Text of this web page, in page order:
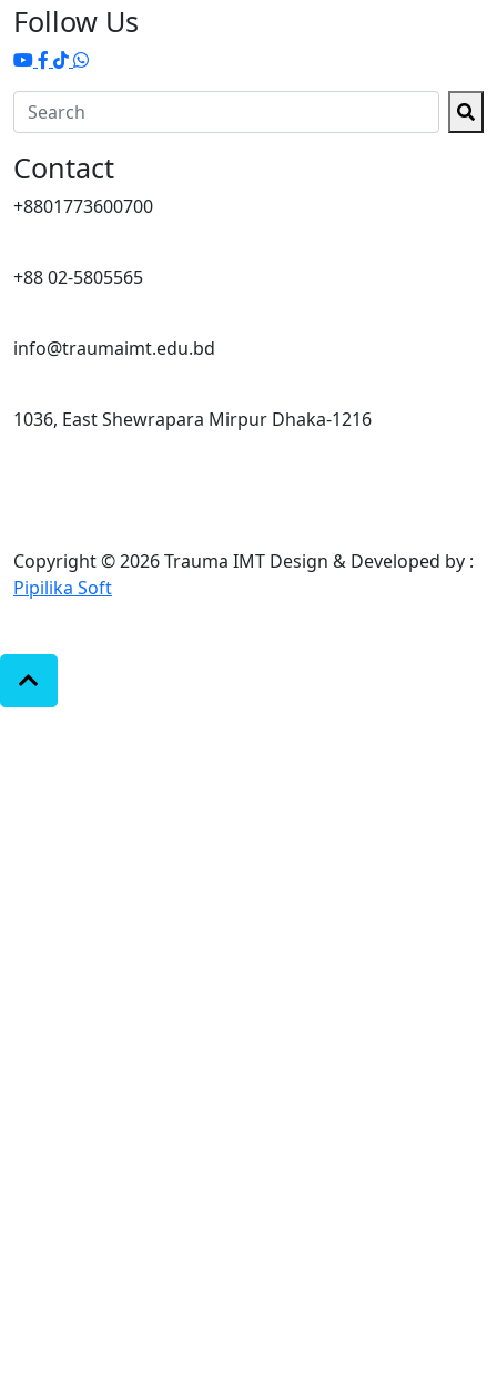
Follow Us
Contact
+8801773600700
+88 02-5805565
info@traumaimt.edu.bd
1036, East Shewrapara Mirpur Dhaka-1216
Copyright © 2026 Trauma IMT Design & Developed by :
Pipilika Soft